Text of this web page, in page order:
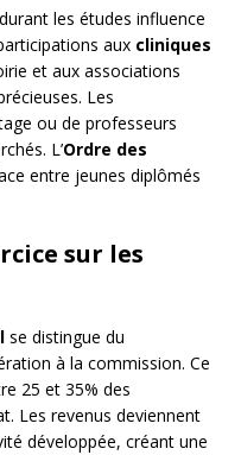
les études influence
aux cliniques
et aux associations
Les
ou de professeurs
L’Ordre des
entre jeunes diplômés
sur les
se distingue du
à la commission. Ce
25 et 35% des
Les revenus deviennent
développée, créant une